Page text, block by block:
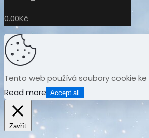
0.00Kč
Tento web používá soubory cookie
Read more Accept all
Zavřít